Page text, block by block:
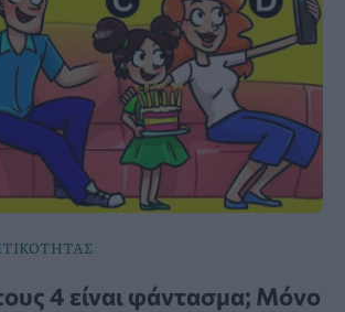
4 είναι φάντασμα; Μόνο